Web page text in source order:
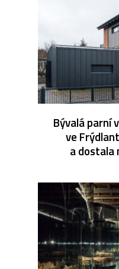
Bývalá parní
ve
a dostala